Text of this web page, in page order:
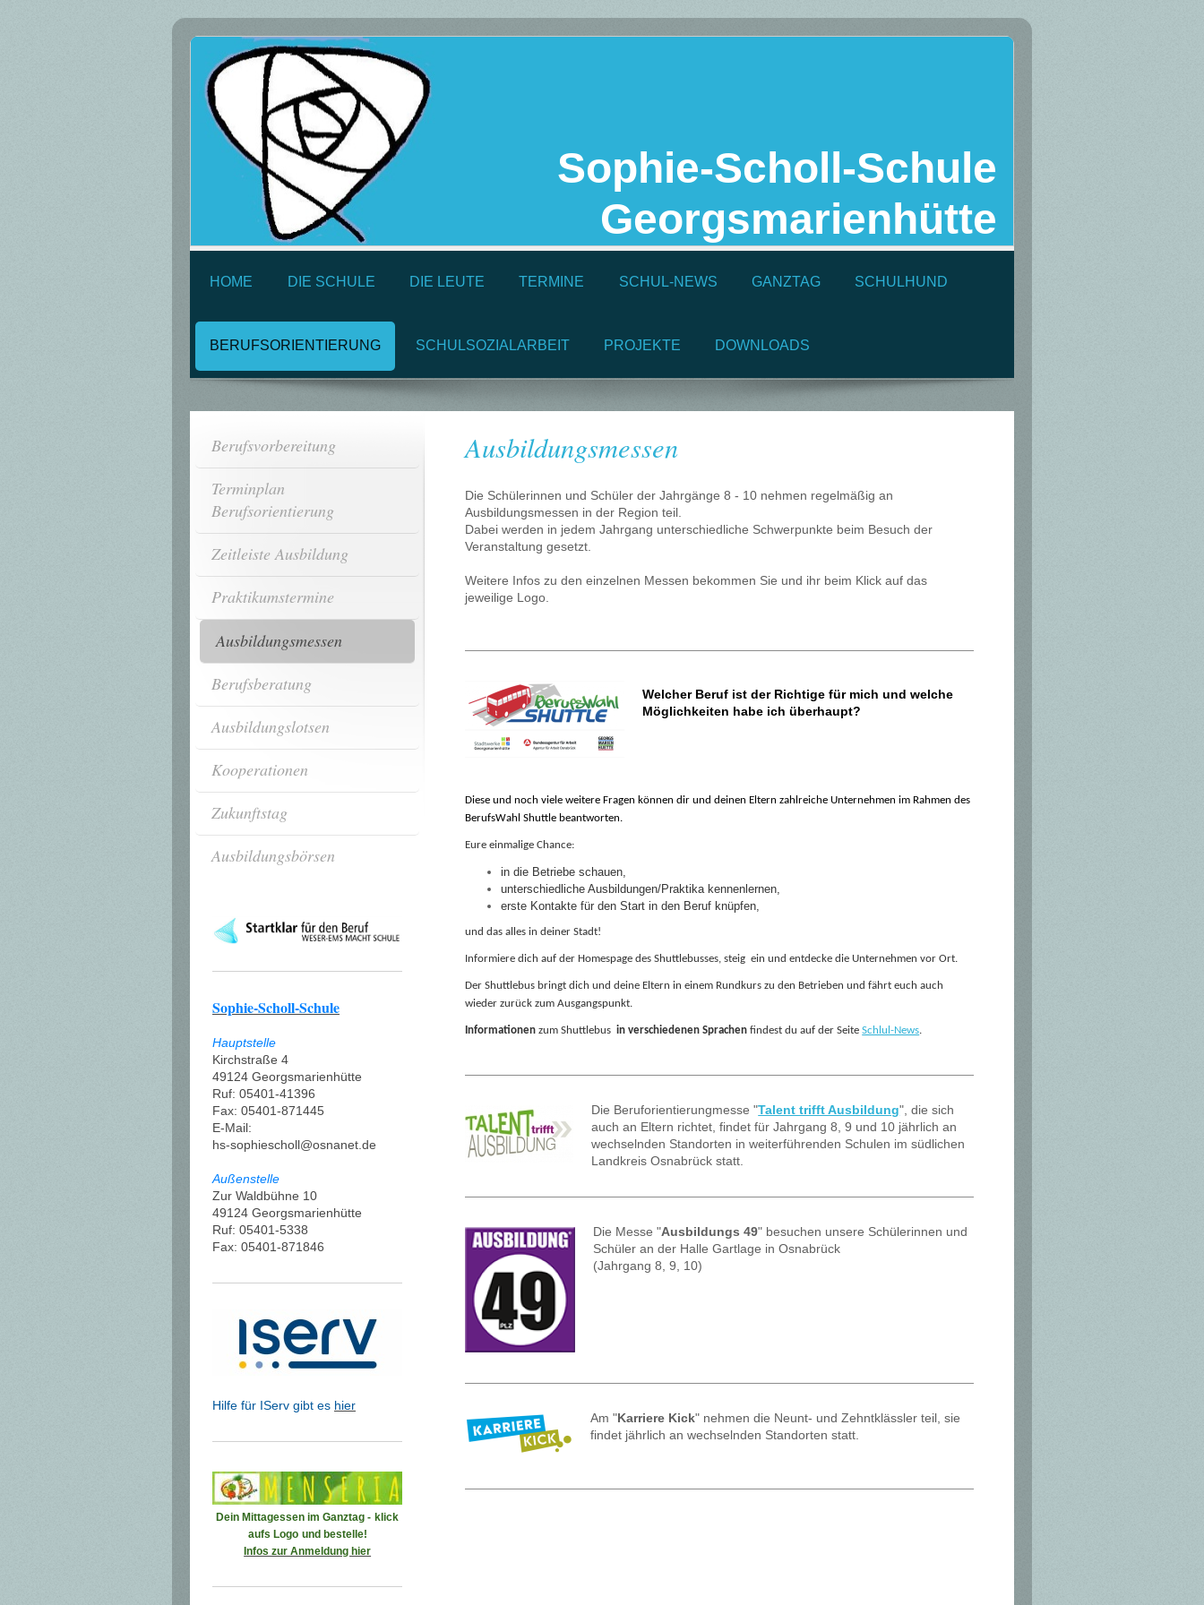
Sophie-Scholl-Schule
Georgsmarienhütte
HOME DIE SCHULE DIE LEUTE TERMINE SCHUL-NEWS GANZTAG SCHULHUND
BERUFSORIENTIERUNG SCHULSOZIALARBEIT PROJEKTE DOWNLOADS
Ausbildungsmessen
Die Schülerinnen und Schüler der Jahrgänge 8 - 10 nehmen regelmäßig an
Ausbildungsmessen in der Region teil.
Dabei werden in jedem Jahrgang unterschiedliche Schwerpunkte beim Besuch der
Veranstaltung gesetzt.
Weitere Infos zu den einzelnen Messen bekommen Sie und ihr beim Klick auf das
jeweilige Logo.
Welcher Beruf ist der Richtige für mich und welche
Möglichkeiten habe ich überhaupt?
Diese und noch viele weitere Fragen können dir und deinen Eltern zahlreiche Unternehmen im Rahmen des
BerufsWahl Shuttle beantworten.
Eure einmalige Chance:
in die Betriebe schauen,
unterschiedliche Ausbildungen/Praktika kennenlernen,
erste Kontakte für den Start in den Beruf knüpfen,
und das alles in deiner Stadt!
Informiere dich auf der Homespage des Shuttlebusses, steig ein und entdecke die Unternehmen vor Ort.
Der Shuttlebus bringt dich und deine Eltern in einem Rundkurs zu den Betrieben und fährt euch auch
wieder zurück zum Ausgangspunkt.
Informationen zum Shuttlebusin verschiedenen Sprachen findest du auf der SeiteSchlul-News.
Die Beruforientierungmesse "Talent trifft Ausbildung", die sich
auch an Eltern richtet, findet für Jahrgang 8, 9 und 10 jährlich an
wechselnden Standorten in weiterführenden Schulen im südlichen
Landkreis Osnabrück statt.
Die Messe "Ausbildungs 49" besuchen unsere Schülerinnen und
Schüler an der Halle Gartlage in Osnabrück
(Jahrgang 8, 9, 10)
Am "Karriere Kick" nehmen die Neunt- und Zehntklässler teil, sie
findet jährlich an wechselnden Standorten statt.
Berufsvorbereitung
Terminplan
Berufsorientierung
Zeitleiste Ausbildung
Praktikumstermine
Ausbildungsmessen
Berufsberatung
Ausbildungslotsen
Kooperationen
Zukunftstag
Ausbildungsbörsen
Sophie-Scholl-Schule
Hauptstelle
Kirchstraße 4
49124 Georgsmarienhütte
Ruf: 05401-41396
Fax: 05401-871445
E-Mail:
hs-sophiescholl@osnanet.de
Außenstelle
Zur Waldbühne 10
49124 Georgsmarienhütte
Ruf: 05401-5338
Fax: 05401-871846
Hilfe für IServ gibt es hier
Dein Mittagessen im Ganztag - klick
aufs Logo und bestelle!
Infos zur Anmeldung hier